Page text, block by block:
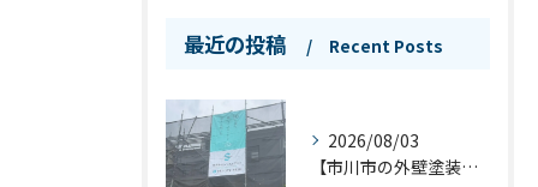
最近の投稿 Recent Posts
2026/08/03
【市川市の外壁塗装】シンプルプランが「菊水ハーモニープロジェクト」千葉県3社に選出されました！